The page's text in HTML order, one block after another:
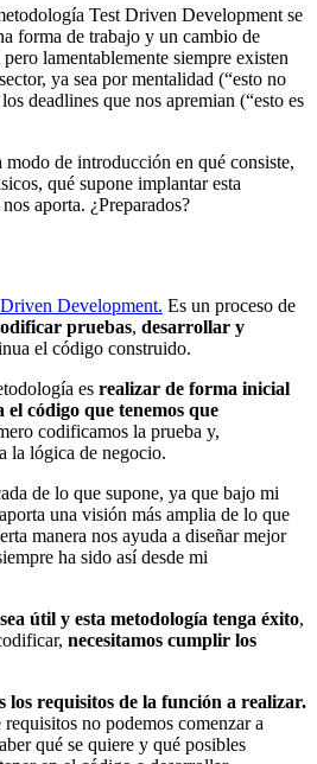
Test Driven Development se
forma de trabajo y un cambio de
lamentablemente siempre existen
ya sea por mentalidad (“esto no
deadlines que nos apremian (“esto es
modo de introducción en qué consiste,
qué supone implantar esta
aporta. ¿Preparados?
Development. Es un proceso de
pruebas, desarrollar y
el código construido.
es realizar de forma inicial
código que tenemos que
codificamos la prueba y,
la lógica de negocio.
de lo que supone, ya que bajo mi
una visión más amplia de lo que
manera nos ayuda a diseñar mejor
ha sido así desde mi
útil y esta metodología tenga éxito,
necesitamos cumplir los
los requisitos de la función a realizar.
no podemos comenzar a
qué se quiere y qué posibles